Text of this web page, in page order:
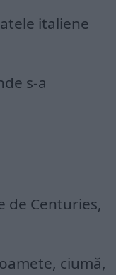
italiene
s-a
de Centuries,
ciumă,